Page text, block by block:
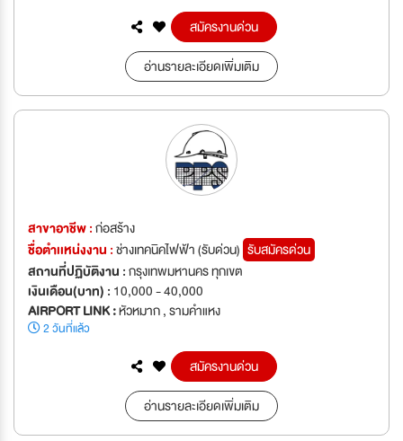
สมัครงานด่วน
อ่านรายละเอียดเพิ่มเติม
สาขาอาชีพ :ก่อสร้าง
ชื่อตำเเหน่งงาน :ช่างเทคนิคไฟฟ้า (รับด่วน) รับสมัครด่วน
สถานที่ปฏิบัติงาน :กรุงเทพมหานคร ทุกเขต
เงินเดือน(บาท) : 10,000 - 40,000
AIRPORT LINK :หัวหมาก , รามคำแหง
2 วันที่แล้ว
สมัครงานด่วน
อ่านรายละเอียดเพิ่มเติม